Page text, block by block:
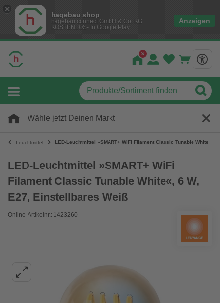
hagebau shop
hagebau connect GmbH & Co. KG
KOSTENLOS- In Google Play
Anzeigen
Wähle jetzt Deinen Markt
Leuchtmittel LED-Leuchtmittel »SMART+ WiFi Filament Classic Tunable White«,
LED-Leuchtmittel »SMART+ WiFi
Filament Classic Tunable White«, 6 W,
E27, Einstellbares Weiß
Online-Artikelnr.: 1423260